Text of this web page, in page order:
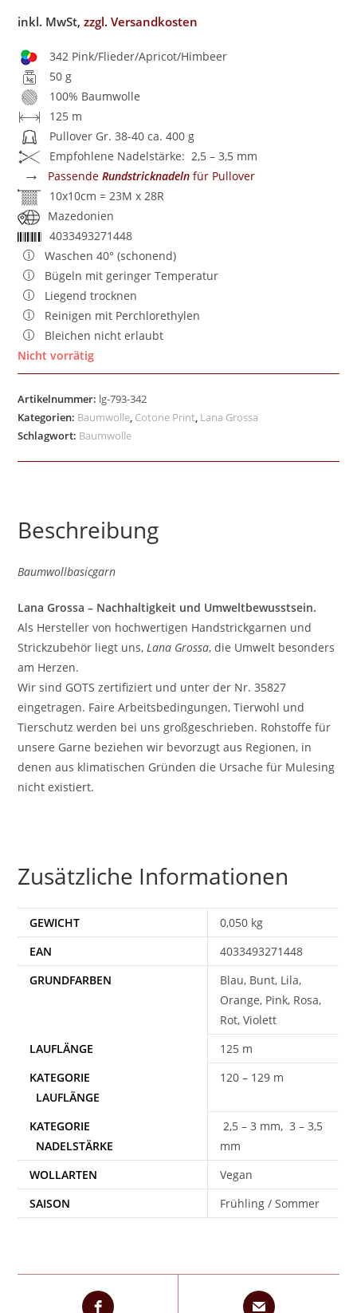
inkl. MwSt,zzgl. Versandkosten
342 Pink/Flieder/Apricot/Himbeer
50 g
100% Baumwolle
125 m
Pullover Gr. 38-40 ca. 400 g
Empfohlene Nadelstärke: 2,5 – 3,5 mm
→ PassendeRundstricknadeln für Pullover
10x10cm = 23M x 28R
Mazedonien
4033493271448
Waschen 40° (schonend)
Bügeln mit geringer Temperatur
Liegend trocknen
Reinigen mit Perchlorethylen
Bleichen nicht erlaubt
Nicht vorrätig
Artikelnummer: lg-793-342
Kategorien: Baumwolle, Cotone Print, Lana Grossa
Schlagwort: Baumwolle
Beschreibung
Baumwollbasicgarn
Lana Grossa – Nachhaltigkeit und Umweltbewusstsein.
Als Hersteller von hochwertigen Handstrickgarnen und
Strickzubehör liegt uns,Lana Grossa, die Umwelt besonders
am Herzen.
Wir sind GOTS zertifiziert und unter der Nr. 35827
eingetragen. Faire Arbeitsbedingungen, Tierwohl und
Tierschutz werden bei uns großgeschrieben. Rohstoffe für
unsere Garne beziehen wir bevorzugt aus Regionen, in
denen aus klimatischen Gründen die Ursache für Mulesing
nicht existiert.
Zusätzliche Informationen
GEWICHT
0,050 kg
EAN
4033493271448
Blau, Bunt, Lila,
Orange, Pink, Rosa,
Rot, Violett
125 m
120 – 129 m
2,5 – 3 mm, 3 – 3,5
mm
WOLLARTEN
Vegan
SAISON
Frühling / Sommer